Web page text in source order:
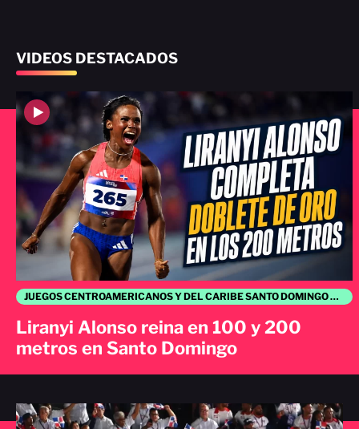
VIDEOS DESTACADOS
JUEGOS CENTROAMERICANOS Y DEL CARIBE SANTO DOMINGO 2026
Liranyi Alonso reina en 100 y 200
metros en Santo Domingo